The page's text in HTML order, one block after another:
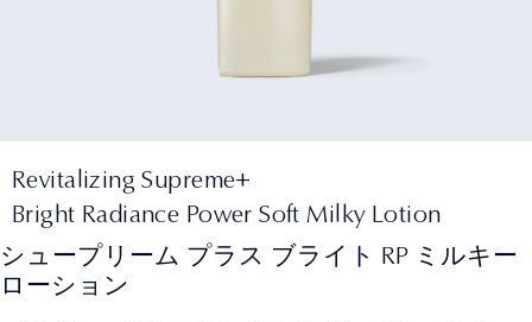
Revitalizing Supreme+
Bright Radiance Power Soft Milky Lotion
シュープリーム プラス ブライト RP ミルキー
ローション